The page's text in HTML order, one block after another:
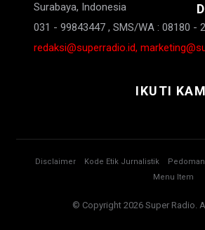
Surabaya, Indonesia
031 - 99843447 , SMS/WA : 08180 -
redaksi@superradio.id,
IKUTI
Disclaimer Kode Etik Jurnalistik
Menu Item
© Copyright 2026 Super Radio.